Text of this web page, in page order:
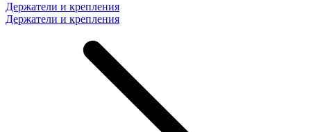
Держатели и крепления
Держатели и крепления